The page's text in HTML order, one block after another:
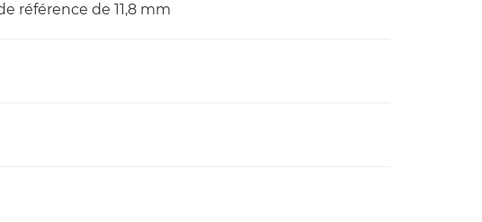
référence de 11,8 mm